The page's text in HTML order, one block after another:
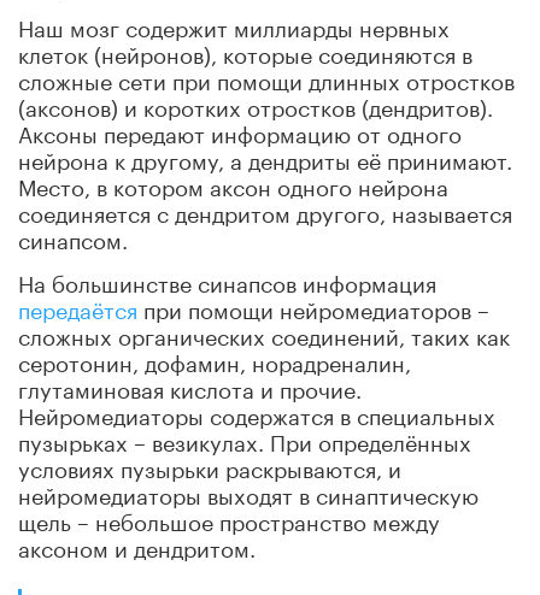
Наш мозг содержит миллиарды нервных
клеток (нейронов), которые соединяются в
сложные сети при помощи длинных отростков
(аксонов) и коротких отростков (дендритов).
Аксоны передают информацию от одного
нейрона к другому, а дендриты её принимают.
Место, в котором аксон одного нейрона
соединяется с дендритом другого, называется
синапсом.
На большинстве синапсов информация
передаётся при помощи нейромедиаторов –
сложных органических соединений, таких как
серотонин, дофамин, норадреналин,
глутаминовая кислота и прочие.
Нейромедиаторы содержатся в специальных
пузырьках – везикулах. При определённых
условиях пузырьки раскрываются, и
нейромедиаторы выходят в синаптическую
щель – небольшое пространство между
аксоном и дендритом.